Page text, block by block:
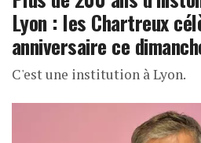
Lyon : les Chartreux
anniversaire ce
C'est une institution à Lyon.